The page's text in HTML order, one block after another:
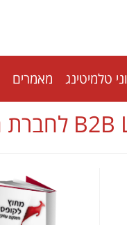
טלמיטינג מאמרים